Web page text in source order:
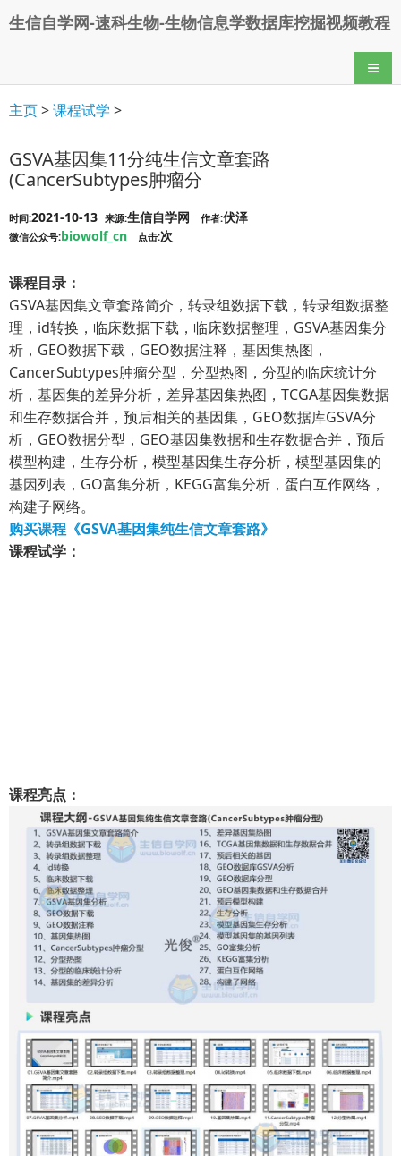
生信自学网-速科生物-生物信息学数据库挖掘视频教程
导航
主页>课程试学 >
GSVA基因集11分纯生信文章套路
(CancerSubtypes肿瘤分
时间:2021-10-13 来源:生信自学网 作者:伏泽
微信公众号:biowolf_cn 点击:次
课程目录：
GSVA基因集文章套路简介，转录组数据下载，转录组数据整
理，id转换，临床数据下载，临床数据整理，GSVA基因集分
析，GEO数据下载，GEO数据注释，基因集热图，
CancerSubtypes肿瘤分型，分型热图，分型的临床统计分
析，基因集的差异分析，差异基因集热图，TCGA基因集数据
和生存数据合并，预后相关的基因集，GEO数据库GSVA分
析，GEO数据分型，GEO基因集数据和生存数据合并，预后
模型构建，生存分析，模型基因集生存分析，模型基因集的
基因列表，GO富集分析，KEGG富集分析，蛋白互作网络，
构建子网络。
购买课程《GSVA基因集纯生信文章套路》
课程试学：
课程亮点：